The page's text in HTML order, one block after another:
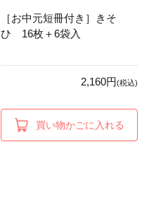
［お中元短冊付き］きそ
ひ 16枚＋6袋入
2,160円(税込)
買い物かごに入れる